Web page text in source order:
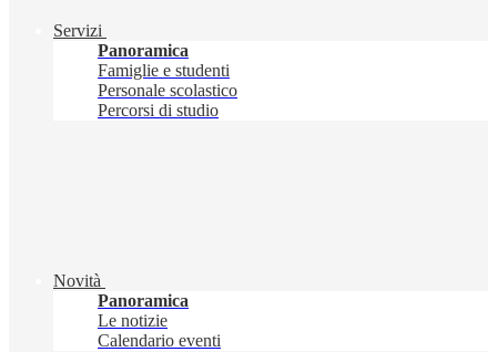
Servizi
Panoramica
Famiglie e studenti
Personale scolastico
Percorsi di studio
Novità
Panoramica
Le notizie
Calendario eventi